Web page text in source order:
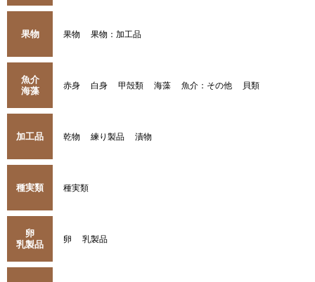
果物 果物 果物：加工品
魚介
海藻
赤身 白身 甲殻類 海藻 魚介：その他 貝類
加工品 乾物 練り製品 漬物
種実類 種実類
卵
乳製品
卵 乳製品